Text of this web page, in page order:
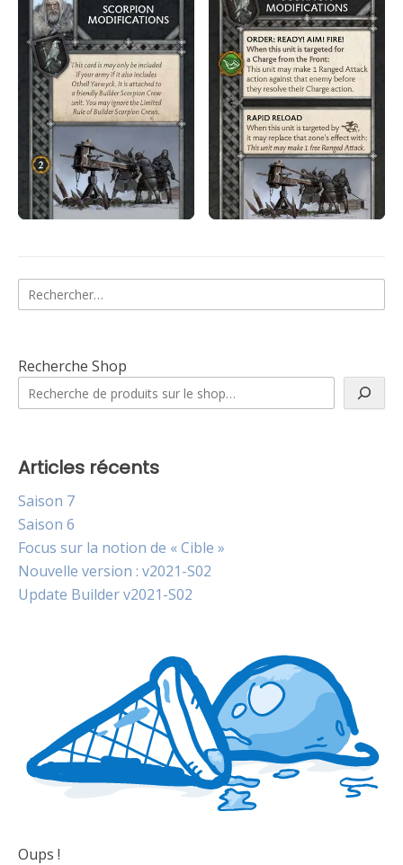
Rechercher :
Recherche Shop
Articles récents
Saison 7
Saison 6
Focus sur la notion de « Cible »
Nouvelle version : v2021-S02
Update Builder v2021-S02
Oups !